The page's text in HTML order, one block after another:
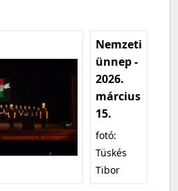
Nemzeti
ünnep -
2026.
március
15.
fotó:
Tüskés
Tibor